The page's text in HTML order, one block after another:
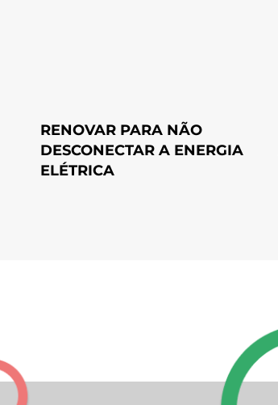
RENOVAR PARA NÃO
DESCONECTAR A ENERGIA
ELÉTRICA